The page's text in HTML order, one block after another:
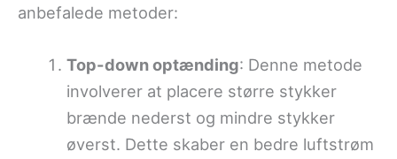
anbefalede metoder:
Top-down optænding: Denne metode
involverer at placere større stykker
brænde nederst og mindre stykker
øverst. Dette skaber en bedre luftstrøm